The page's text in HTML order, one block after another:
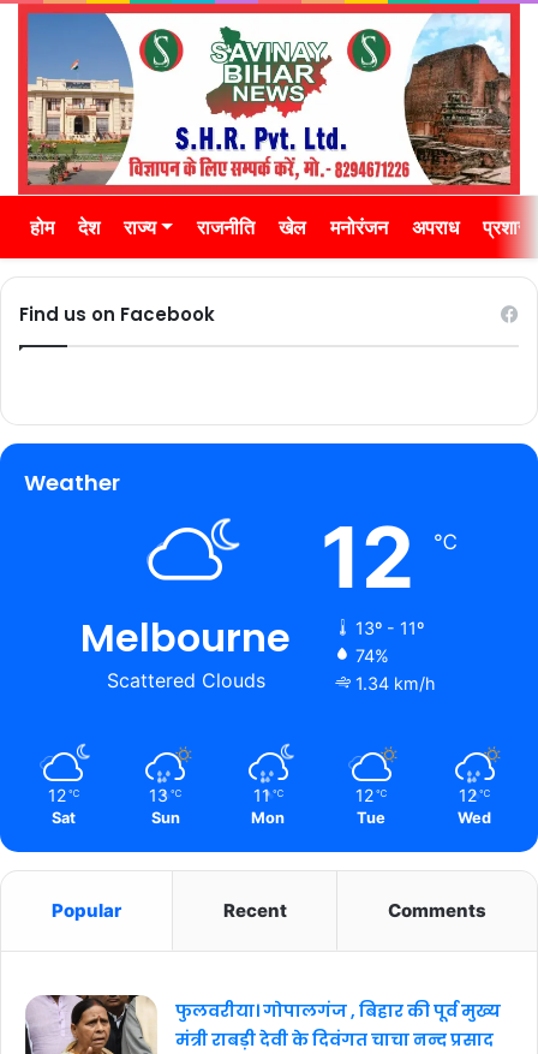
होम देश राज्य राजनीति खेल मनोरंजन अपराध
Find us on Facebook
Weather
Melbourne
Scattered Clouds
12 ℃
13º - 11º
74%
1.34 km/h
12 ℃
Sat
13 ℃
Sun
11 ℃
Mon
12 ℃
Tue
12 ℃
Wed
Popular Recent Comments
फुलवरीया। गोपालगंज , बिहार की पूर्व मुख्य
मंत्री राबड़ी देवी के दिवंगत चाचा नन्द प्रसाद